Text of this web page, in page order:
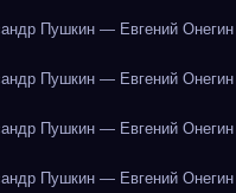
Пушкин — Евгений Онегин
Пушкин — Евгений Онегин
Пушкин — Евгений Онегин
Пушкин — Евгений Онегин